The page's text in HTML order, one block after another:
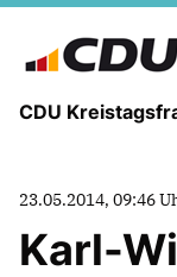
CDU
23.05.2014, 09:46
Karl-